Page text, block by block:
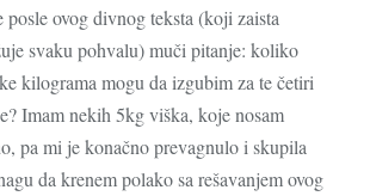
posle ovog divnog teksta (koji zaista
svaku pohvalu) muči pitanje: koliko
kilograma mogu da izgubim za te četiri
Imam nekih 5kg viška, koje nosam
pa mi je konačno prevagnulo i skupila
da krenem polako sa rešavanjem ovog